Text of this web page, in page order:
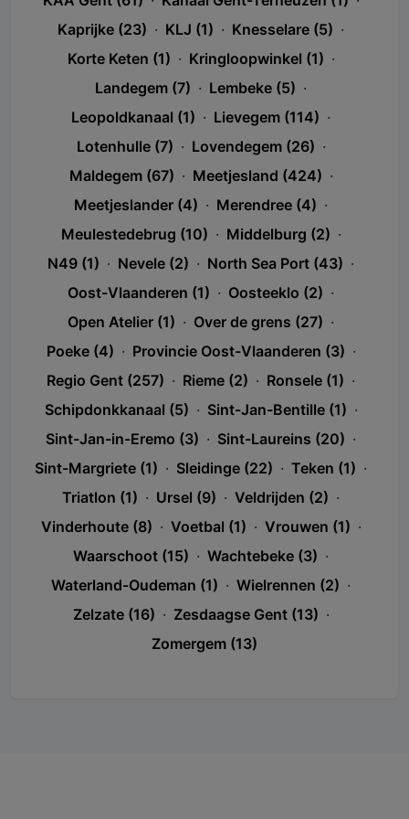
Kaprijke (23) · KLJ (1) · Knesselare (5) ·
Korte Keten (1) · Kringloopwinkel (1) ·
Landegem (7) · Lembeke (5) ·
Leopoldkanaal (1) · Lievegem (114) ·
Lotenhulle (7) · Lovendegem (26) ·
Maldegem (67) · Meetjesland (424) ·
Meetjeslander (4) · Merendree (4) ·
Meulestedebrug (10) · Middelburg (2) ·
N49 (1) · Nevele (2) · North Sea Port (43) ·
Oost-Vlaanderen (1) · Oosteeklo (2) ·
Open Atelier (1) · Over de grens (27) ·
Poeke (4) · Provincie Oost-Vlaanderen (3) ·
Regio Gent (257) · Rieme (2) · Ronsele (1) ·
Schipdonkkanaal (5) · Sint-Jan-Bentille (1) ·
Sint-Jan-in-Eremo (3) · Sint-Laureins (20) ·
Sint-Margriete (1) · Sleidinge (22) · Teken (1) ·
Triatlon (1) · Ursel (9) · Veldrijden (2) ·
Vinderhoute (8) · Voetbal (1) · Vrouwen (1) ·
Waarschoot (15) · Wachtebeke (3) ·
Waterland-Oudeman (1) · Wielrennen (2) ·
Zelzate (16) · Zesdaagse Gent (13) ·
Zomergem (13)